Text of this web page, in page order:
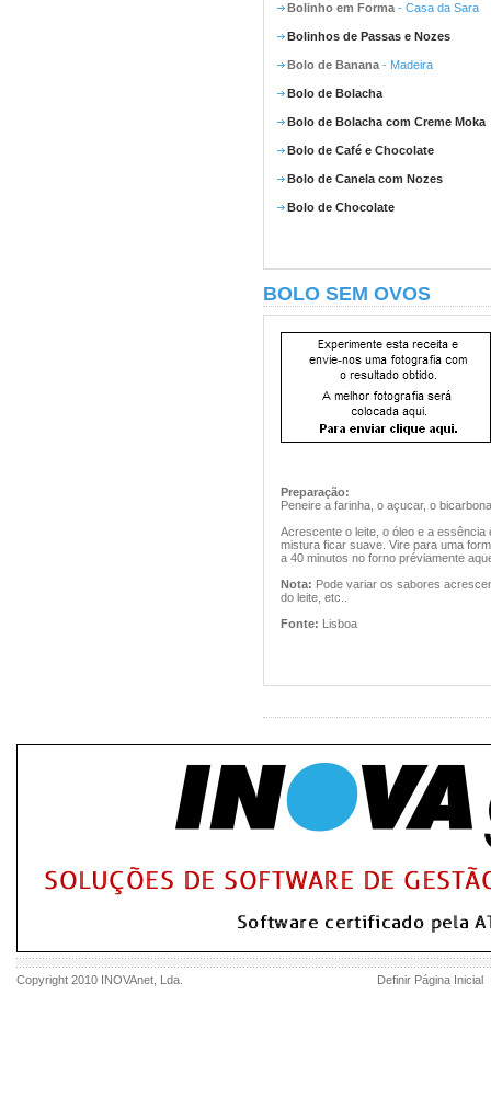
Bolinho em Forma - Casa da Sara
Bolinhos de Passas e Nozes
Bolo de Banana - Madeira
Bolo de Bolacha
Bolo de Bolacha com Creme Moka
Bolo de Café e Chocolate
Bolo de Canela com Nozes
Bolo de Chocolate
BOLO SEM OVOS
Preparação:
Peneire a farinha, o açucar, o
Acrescente o leite, o óleo e a
mistura ficar suave. Vire para uma
a 40 minutos no forno préviamente
Nota: Pode variar os sabores
do leite, etc..
Fonte: Lisboa
Copyright 2010 INOVAnet , Lda. Definir Página Inicial